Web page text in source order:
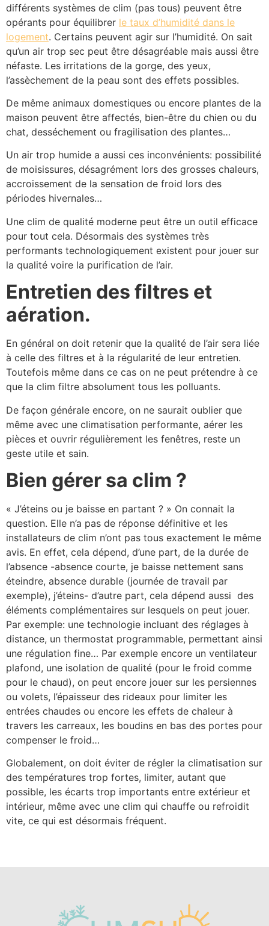
différents systèmes de clim (pas tous) peuvent être
opérants pour équilibrer le taux d’humidité dans le
logement. Certains peuvent agir sur l’humidité. On sait
qu’un air trop sec peut être désagréable mais aussi être
néfaste. Les irritations de la gorge, des yeux,
l’assèchement de la peau sont des effets possibles.
De même animaux domestiques ou encore plantes de la
maison peuvent être affectés, bien-être du chien ou du
chat, desséchement ou fragilisation des plantes…
Un air trop humide a aussi ces inconvénients: possibilité
de moisissures, désagrément lors des grosses chaleurs,
accroissement de la sensation de froid lors des
périodes hivernales…
Une clim de qualité moderne peut être un outil efficace
pour tout cela. Désormais des systèmes très
performants technologiquement existent pour jouer sur
la qualité voire la purification de l’air.
Entretien des filtres et
aération.
En général on doit retenir que la qualité de l’air sera liée
à celle des filtres et à la régularité de leur entretien.
Toutefois même dans ce cas on ne peut prétendre à ce
que la clim filtre absolument tous les polluants.
De façon générale encore, on ne saurait oublier que
même avec une climatisation performante, aérer les
pièces et ouvrir régulièrement les fenêtres, reste un
geste utile et sain.
Bien gérer sa clim ?
« J’éteins ou je baisse en partant ? » On connait la
question. Elle n’a pas de réponse définitive et les
installateurs de clim n’ont pas tous exactement le même
avis. En effet, cela dépend, d’une part, de la durée de
l’absence -absence courte, je baisse nettement sans
éteindre, absence durable (journée de travail par
exemple), j’éteins- d’autre part, cela dépend aussi des
éléments complémentaires sur lesquels on peut jouer.
Par exemple: une technologie incluant des réglages à
distance, un thermostat programmable, permettant ainsi
une régulation fine… Par exemple encore un ventilateur
plafond, une isolation de qualité (pour le froid comme
pour le chaud), on peut encore jouer sur les persiennes
ou volets, l’épaisseur des rideaux pour limiter les
entrées chaudes ou encore les effets de chaleur à
travers les carreaux, les boudins en bas des portes pour
compenser le froid…
Globalement, on doit éviter de régler la climatisation sur
des températures trop fortes, limiter, autant que
possible, les écarts trop importants entre extérieur et
intérieur, même avec une clim qui chauffe ou refroidit
vite, ce qui est désormais fréquent.